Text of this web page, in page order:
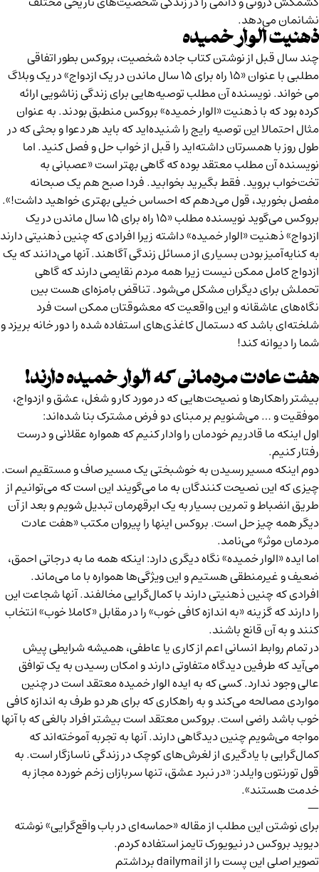
نشانمان می‌دهد.
ذهنیت الوار خمیده
چند سال قبل از نوشتن کتاب جاده شخصیت، بروکس بطور اتفاقی
مطلبی با عنوان «۱۵ راه برای ۱۵ سال ماندن در یک ازدواج» در یک وبلاگ
می خواند. نویسنده‌ آن مطلب توصیه‌هایی برای زندگی زناشویی ارائه
کرده بود که با ذهنیت «الوار خمیده» بروکس منطبق بودند. به عنوان
مثال احتمالا این توصیه رایج را شنیده‌اید که باید هر دعوا و بحثی که در
طول روز با همسرتان داشته‌اید را قبل از خواب حل و فصل کنید. اما
نویسنده آن مطلب معتقد بوده که گاهی بهتر است «عصبانی به
تخت‌خواب بروید. فقط بگیرید بخوابید. فردا صبح هم یک صبحانه
مفصل بخورید، قول می‌دهم که احساس خیلی بهتری خواهید داشت!».
بروکس می‌گوید نویسنده مطلب «۱۵ راه برای ۱۵ سال ماندن در یک
ازدواج» ذهنیت «الوار خمیده» داشته زیرا افرادی که چنین ذهنیتی دارند
به کنایه‌آمیز بودن بسیاری از مسائل زندگی آگاهند. آنها می‌دانند که یک
ازدواج کامل ممکن نیست زیرا همه مردم نقایصی دارند که گاهی
تحملش برای دیگران مشکل می‌شود. تناقض بامزه‌ای هست بین
نگاه‌های عاشقانه و این واقعیت که معشوقتان ممکن است فرد
شلخته‌ای باشد که دستمال کاغذی‌های استفاده شده را دور خانه بریزد و
شما را دیوانه کند!
هفت عادت مردمانی که الوار خمیده دارند!
بیشتر راهکارها و نصیحت‌هایی که در مورد کار و شغل، عشق و ازدواج،
موفقیت و … می‌شنویم بر مبنای دو فرض مشترک بنا شده‌اند:
اول اینکه ما قادریم خودمان را وادار کنیم که همواره عقلانی و درست
رفتار کنیم.
دوم اینکه مسیر رسیدن به خوشبختی یک مسیر صاف و مستقیم است.
چیزی که این نصیحت کنندگان به ما می‌گویند این است که می‌توانیم از
طریق انضباط و تمرین بسیار به یک ابرقهرمان تبدیل شویم و بعد از آن
دیگر همه چیز حل است. بروکس اینها را پیروان مکتب «هفت عادت
مردمان موثر» می‌نامد.
اما ایده «الوار خمیده» نگاه دیگری دارد: اینکه همه ما به درجاتی احمق،
ضعیف و غیرمنطقی هستیم و این ویژگی‌ها همواره با ما می‌ماند.
افرادی که چنین ذهنیتی دارند با کمال‌گرایی مخالفند. آنها شجاعت این
را دارند که گزینه «به اندازه کافی خوب» را در مقابل «کاملا خوب» انتخاب
کنند و به آن قانع باشند.
در تمام روابط انسانی اعم از کاری یا عاطفی، همیشه شرایطی پیش
می‌آید که طرفین دیدگاه متفاوتی دارند و امکان رسیدن به یک توافق
عالی وجود ندارد. کسی که به ایده الوار خمیده معتقد است در چنین
مواردی مصالحه می‌کند و به راهکاری که برای هر دو طرف به اندازه کافی
خوب باشد راضی است. بروکس معتقد است بیشتر افراد بالغی که با آنها
مواجه می‌شویم چنین دیدگاهی دارند. آنها به تجربه آموخته‌اند که
کمال‌گرایی با یادگیری از لغرش‌های کوچک در زندگی ناسازگار است. به
قول تورنتون وایلدر: «در نبرد عشق، تنها سربازان زخم خورده مجاز به
خدمت هستند».
—
برای نوشتن این مطلب از مقاله «حماسه‌ای در باب واقع‌گرایی» نوشته
دیوید بروکس در نیویورک تایمز استفاده کردم.
تصویر اصلی این پست را از dailymail برداشتم